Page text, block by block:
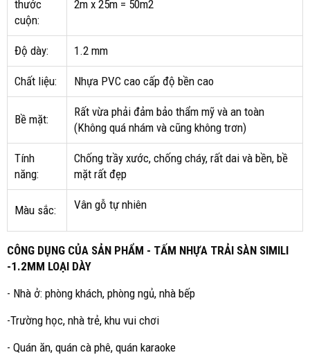
thước
cuộn:
2m x 25m = 50m2
Độ dày: 1.2 mm
Chất liệu: Nhựa PVC cao cấp độ bền cao
Bề mặt:
Rất vừa phải đảm bảo thẩm mỹ và an toàn
(Không quá nhám và cũng không trơn)
Tính
năng:
Chống trầy xước, chống cháy, rất dai và bền, bề
mặt rất đẹp
Màu sắc: Vân gỗ tự nhiên
CÔNG DỤNG CỦA SẢN PHẨM - TẤM NHỰA TRẢI SÀN SIMILI
-1.2MM LOẠI DÀY
- Nhà ở: phòng khách, phòng ngủ, nhà bếp
-Trường học, nhà trẻ, khu vui chơi
- Quán ăn, quán cà phê, quán karaoke